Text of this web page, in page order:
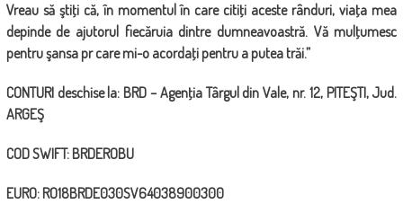
Vreau să ştiţi că, în momentul în care citiţi aceste rânduri, viaţa mea
depinde de ajutorul fiecăruia dintre dumneavoastră. Vă mulţumesc
pentru şansa pr care mi-o acordaţi pentru a putea trăi.”
CONTURI deschise la: BRD – Agenţia Târgul din Vale, nr. 12, PITEŞTI, Jud.
ARGEŞ
COD SWIFT: BRDEROBU
EURO: RO18BRDE030SV64038900300